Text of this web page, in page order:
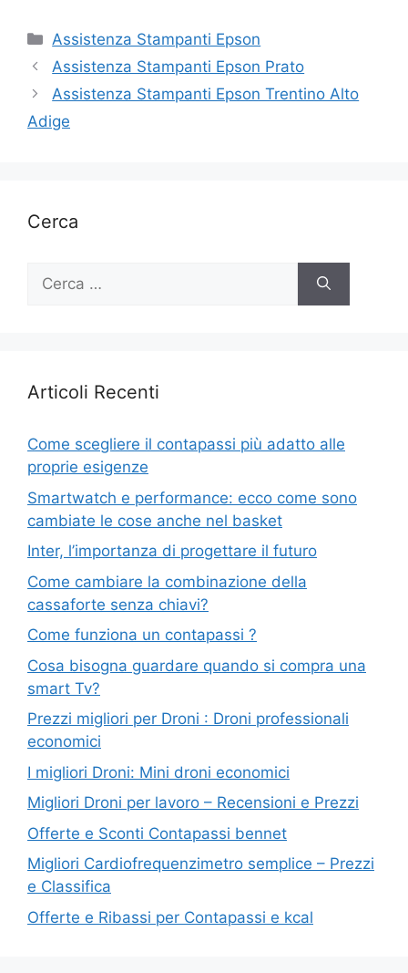
Categorie
Assistenza Stampanti Epson
Assistenza Stampanti Epson Prato
Assistenza Stampanti Epson Trentino Alto
Adige
Cerca
Ricerca
Articoli Recenti
Come scegliere il contapassi più adatto alle
proprie esigenze
Smartwatch e performance: ecco come sono
cambiate le cose anche nel basket
Inter, l’importanza di progettare il futuro
Come cambiare la combinazione della
cassaforte senza chiavi?
Come funziona un contapassi ?
Cosa bisogna guardare quando si compra una
smart Tv?
Prezzi migliori per Droni : Droni professionali
economici
I migliori Droni: Mini droni economici
Migliori Droni per lavoro – Recensioni e Prezzi
Offerte e Sconti Contapassi bennet
Migliori Cardiofrequenzimetro semplice – Prezzi
e Classifica
Offerte e Ribassi per Contapassi e kcal